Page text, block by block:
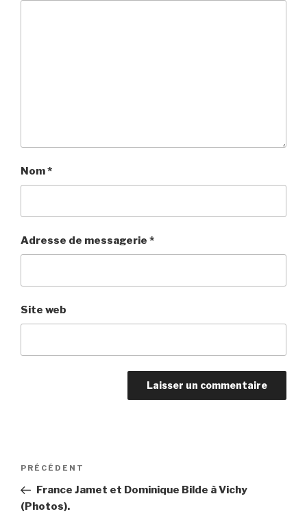
Nom*
Adresse de messagerie *
Site web
Navigation
l’article
Article
précédent
PRÉCÉDENT
France Jamet et Dominique Bilde à Vichy
(Photos).